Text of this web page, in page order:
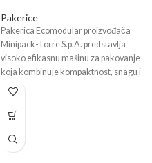
Pakerice
Pakerica Ecomodular proizvođača
Minipack-Torre S.p.A. predstavlja
visoko efikasnu mašinu za pakovanje
koja kombinuje kompaktnost, snagu i
pouzdanost. Sa snagom od